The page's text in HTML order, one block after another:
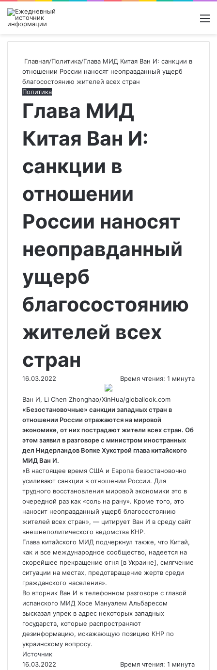
Поиск
Switch
Главная/Политика/Глава МИД Китая Ван И: санкции в
отношении России наносят неоправданный ущерб
благосостоянию жителей всех стран
Политика
Глава МИД
Китая Ван И:
санкции в
отношении
России наносят
неоправданный
ущерб
благосостоянию
жителей всех
стран
16.03.2022 Время чтения: 1 минута
Ван И, Li Chen Zhonghao/XinHua/globallook.com
«Безостановочные» санкции западных стран в
отношении России отражаются на мировой
экономике, от них пострадают жители всех стран. Об
этом заявил в разговоре с министром иностранных
дел Нидерландов Вопке Хукстрой глава китайского
МИД Ван И.
«В настоящее время США и Европа безостановочно
усиливают санкции в отношении России. Для
трудного восстановления мировой экономики это в
очередной раз как «соль на рану». Кроме того, это
наносит неоправданный ущерб благосостоянию
жителей всех стран», — цитирует Ван И в среду сайт
внешнеполитического ведомства КНР.
Глава китайского МИД подчеркнул также, что Китай,
как и все международное сообщество, надеется на
скорейшее прекращение огня [в Украине], смягчение
ситуации на местах, предотвращение жертв среди
гражданского населения».
Во вторник Ван И в телефонном разговоре с главой
испанского МИД Хосе Мануэлем Альбаресом
высказал упрек в адрес некоторых западных
государств, которые распространяют
дезинформацию, искажающую позицию КНР по
украинскому вопросу.
Источник
16.03.2022
Время чтения: 1 минута